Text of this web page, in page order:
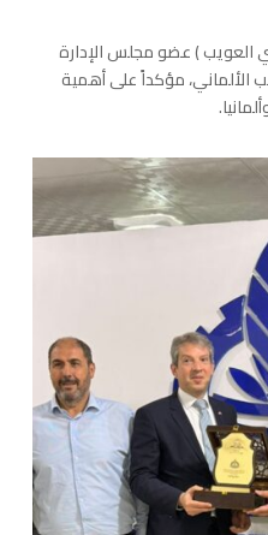
العويب ) عضو مجلس الإدارة
الألماني، مؤكداً على أهمية